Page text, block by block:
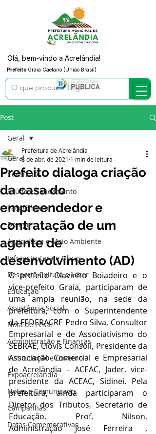
Prefeito Graia Caetano (União Brasil)
Olá, bem-vindo a Acrelândia!
Post
Geral
COVID-19
Saúde e Saneamento
Vacinômetro
Dengue
Agricultura e Meio Ambiente
Infraestrutura e Obras
Desporto Cultura e Lazer
Educação
Assistência Social
Nota de Pesar
Administração e Finanças
Institucional e Governo
Expoacrelandia
Notas e Comunicado
Campanhas
Datas Comemorativas
Geral
Prefeito dialoga criação
da casa do
empreendedor e
contratação de um
agente de
desenvolvimento (AD)
Prefeitura de Acrelândia
8 de abr. de 2021 1 min de leitura
O prefeito Olavinho Boiadeiro e o
vice-prefeito Graia, participaram de
uma ampla reunião, na sede da
prefeitura, com o Superintendente
da FEDERACRE Pedro Silva, Consultor
Empresarial e de Associativismo do
SEBRAE, Clóvis Consoli, Presidente da
Associação Comercial e Empresarial
de Acrelândia – ACEAC, Jader, vice-
presidente da ACEAC, Sidinei. Pela
prefeitura, ainda participaram o
Diretor dos Tributos, Secretário de
Educação, Prof. Nilson,
Administração José Ferreira ,